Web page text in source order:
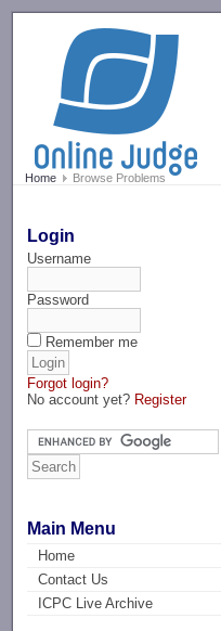
Home Browse Problems
Login
Username
Password
Remember me
Forgot login?
No account yet? Register
Main Menu
Home
Contact Us
ICPC Live Archive